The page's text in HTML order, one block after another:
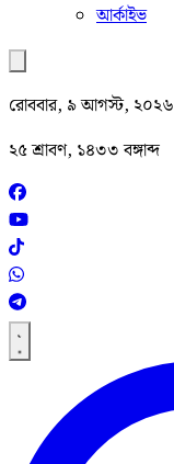
আর্কাইভ
রোববার, ৯ আগস্ট, ২০২৬
২৫ শ্রাবণ, ১৪৩৩ বঙ্গাব্দ